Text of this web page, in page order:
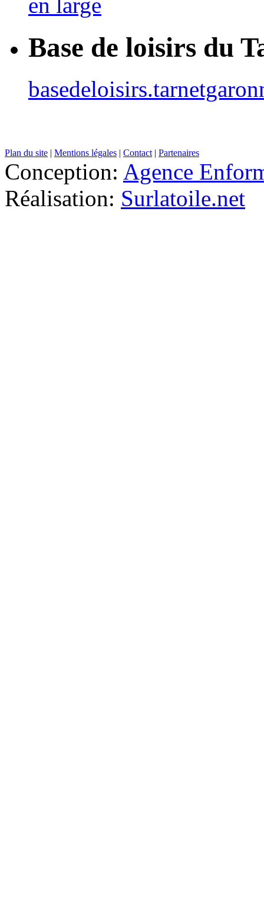
Base de loisirs du
Plan du site | Mentions légales | Contact | Partenaires
Conception: Agence
Réalisation: Surlatoile.net